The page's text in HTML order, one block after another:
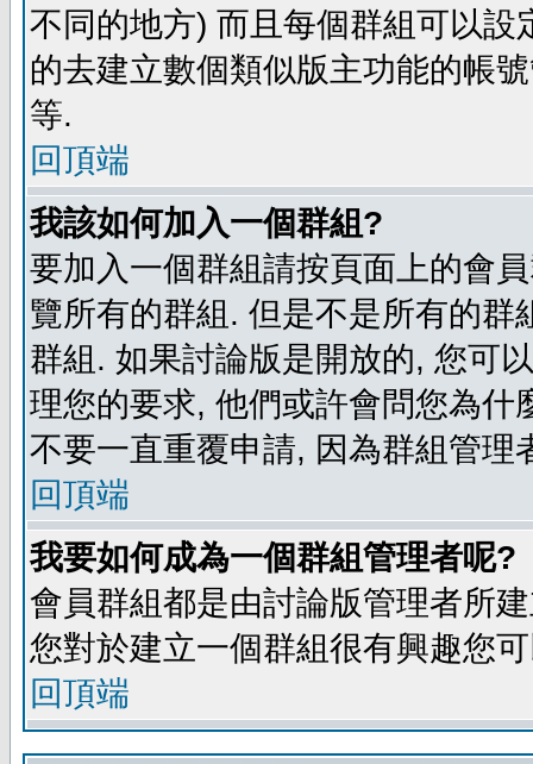
不同的地方) 而且每個群組可以
的去建立數個類似版主功能的帳
等.
回頂端
我該如何加入一個群組?
要加入一個群組請按頁面上的會
覽所有的群組. 但是不是所有的
群組. 如果討論版是開放的, 您可
理您的要求, 他們或許會問您為
不要一直重覆申請, 因為群組管理
回頂端
我要如何成為一個群組管理者呢?
會員群組都是由討論版管理者所
您對於建立一個群組很有興趣您
回頂端